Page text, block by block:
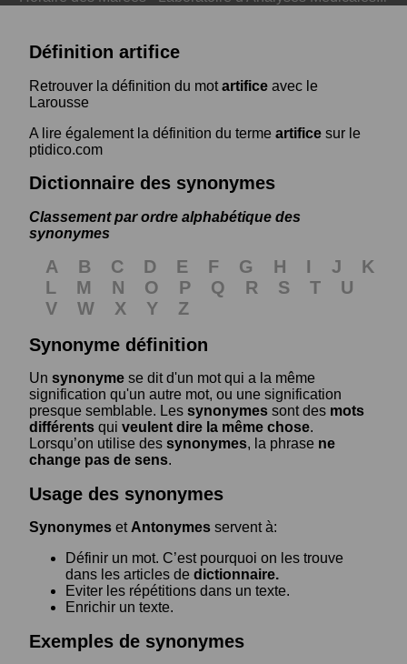
Définition artifice
Retrouver la définition du motartifice avec le
Larousse
A lire également la définition du terme artifice sur le
ptidico.com
Dictionnaire des synonymes
Classement par ordre alphabétique des
synonymes
A B C D E F G H I J
K
L
M N O P Q R S T
U
V
W X Y
Z
Synonyme définition
Un synonyme se dit d'un mot qui a la même
signification qu'un autre mot, ou une signification
presque semblable. Les synonymes sont des mots
différents qui veulent dire la même chose.
Lorsqu’on utilise des synonymes, la phrase ne
change pas de sens.
Usage des synonymes
Synonymes etAntonymes servent à:
Définir un mot. C’est pourquoi on les trouve
dans les articles de dictionnaire.
Eviter les répétitions dans un texte.
Enrichir un texte.
Exemples de synonymes